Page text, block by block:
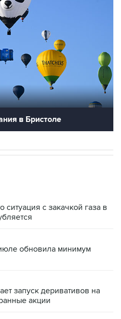
в Бристоле
ситуация с закачкой газа в
обновила минимум
запуск деривативов на
акции